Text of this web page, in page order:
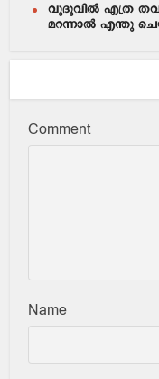
വുദുവില്‍ എത്ര
മറന്നാല്‍ എന്തു
Comment
Name